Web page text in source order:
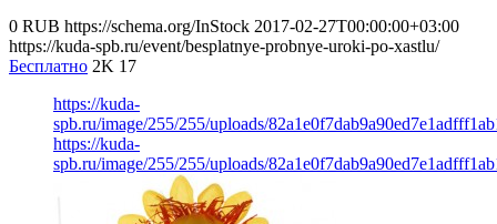
0 RUB https://schema.org/InStock 2017-02-27T00:00:00+03:00
https://kuda-spb.ru/event/besplatnye-probnye-uroki-po-xastlu/
Бесплатно 2K 17
https://kuda-
spb.ru/image/255/255/uploads/
https://kuda-
spb.ru/image/255/255/uploads/